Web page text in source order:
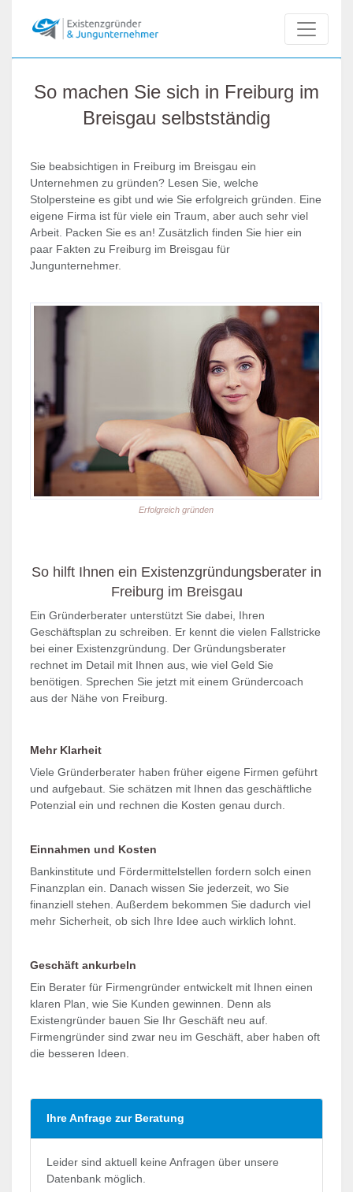
So machen Sie sich in Freiburg im
Breisgau selbstständig
Sie beabsichtigen in Freiburg im Breisgau ein
Unternehmen zu gründen? Lesen Sie, welche
Stolpersteine es gibt und wie Sie erfolgreich gründen. Eine
eigene Firma ist für viele ein Traum, aber auch sehr viel
Arbeit. Packen Sie es an! Zusätzlich finden Sie hier ein
paar Fakten zu Freiburg im Breisgau für
Jungunternehmer.
Erfolgreich gründen
So hilft Ihnen ein Existenzgründungsberater in
Freiburg im Breisgau
Ein Gründerberater unterstützt Sie dabei, Ihren
Geschäftsplan zu schreiben. Er kennt die vielen Fallstricke
bei einer Existenzgründung. Der Gründungsberater
rechnet im Detail mit Ihnen aus, wie viel Geld Sie
benötigen. Sprechen Sie jetzt mit einem Gründercoach
aus der Nähe von Freiburg.
Mehr Klarheit
Viele Gründerberater haben früher eigene Firmen geführt
und aufgebaut. Sie schätzen mit Ihnen das geschäftliche
Potenzial ein und rechnen die Kosten genau durch.
Einnahmen und Kosten
Bankinstitute und Fördermittelstellen fordern solch einen
Finanzplan ein. Danach wissen Sie jederzeit, wo Sie
finanziell stehen. Außerdem bekommen Sie dadurch viel
mehr Sicherheit, ob sich Ihre Idee auch wirklich lohnt.
Geschäft ankurbeln
Ein Berater für Firmengründer entwickelt mit Ihnen einen
klaren Plan, wie Sie Kunden gewinnen. Denn als
Existengründer bauen Sie Ihr Geschäft neu auf.
Firmengründer sind zwar neu im Geschäft, aber haben oft
die besseren Ideen.
Ihre Anfrage zur Beratung
Leider sind aktuell keine Anfragen über unsere
Datenbank möglich.